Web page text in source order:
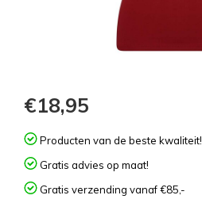
€18,95
Producten van de beste kwaliteit!
Gratis advies op maat!
Gratis verzending vanaf €85,-